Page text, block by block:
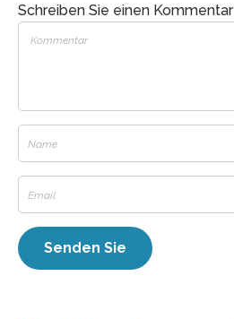
Schreiben Sie einen Kommentar